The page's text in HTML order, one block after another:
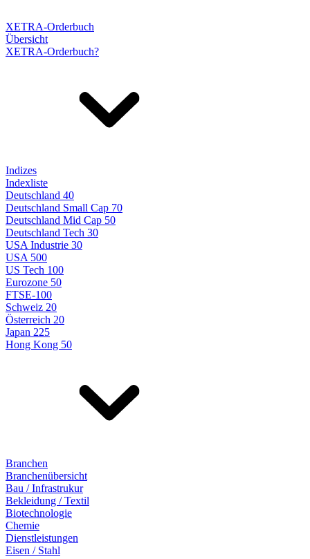
XETRA-Orderbuch
Übersicht
XETRA-Orderbuch?
Indizes
Indexliste
Deutschland 40
Deutschland Small Cap 70
Deutschland Mid Cap 50
Deutschland Tech 30
USA Industrie 30
USA 500
US Tech 100
Eurozone 50
FTSE-100
Schweiz 20
Österreich 20
Japan 225
Hong Kong 50
Branchen
Branchenübersicht
Bau / Infrastrukur
Bekleidung / Textil
Biotechnologie
Chemie
Dienstleistungen
Eisen / Stahl